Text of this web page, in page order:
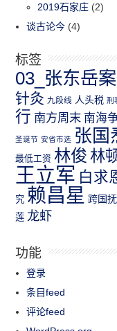
2019石家庄 (2)
谈古论今 (4)
标签
03_张东岳案
针灸 九段线 人头税 刑
行 南方周末 南海
圣诞节 安省市选 张国
最低工资 林俊 林
王立军 白求
究 赖昌星 跨国
莲 龙虾
功能
登录
条目feed
评论feed